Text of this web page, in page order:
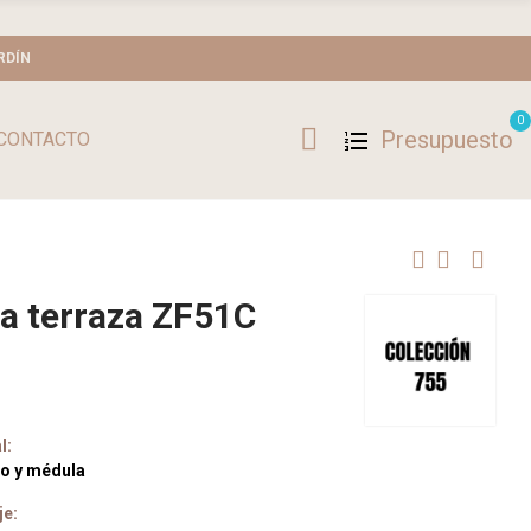
Presupuesto
0
terraza ZF51C
y médula